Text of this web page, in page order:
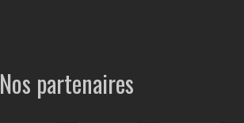
Nos partenaires